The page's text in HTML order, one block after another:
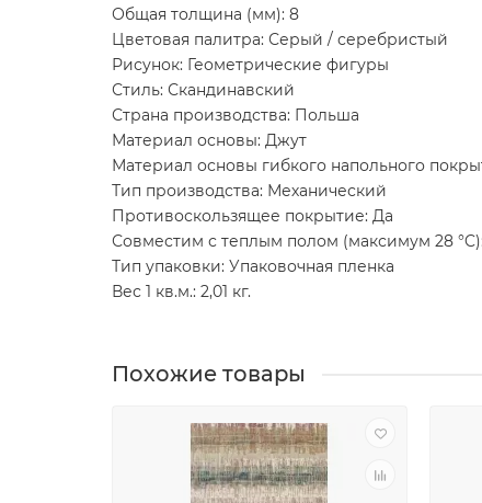
Общая толщина (мм): 8
Цветовая палитра: Серый / серебристый
Рисунок: Геометрические фигуры
Стиль: Скандинавский
Страна производства: Польша
Материал основы: Джут
Материал основы гибкого напольного
Тип производства: Механический
Противоскользящее покрытие: Да
Совместим с теплым полом (максимум 28
Тип упаковки: Упаковочная пленка
Вес 1 кв.м.: 2,01 кг.
Похожие товары